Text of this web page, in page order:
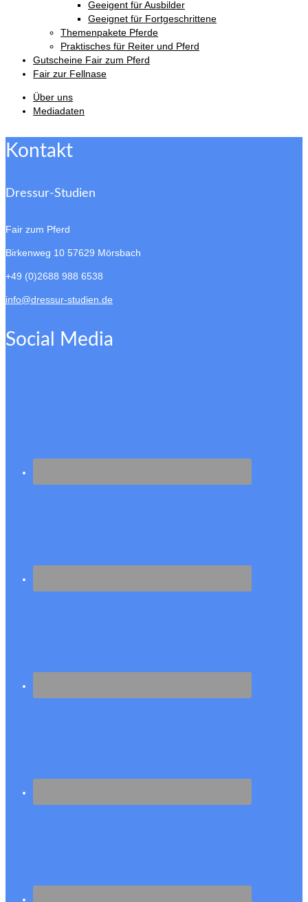
Geeigent für Ausbilder
Geeignet für Fortgeschrittene
Themenpakete Pferde
Praktisches für Reiter und Pferd
Gutscheine Fair zum Pferd
Fair zur Fellnase
Über uns
Mediadaten
Kontakt
Dressur-Studien
Fair zum Pferd
Birkenweg 10 57629 Mörsbach
+49 (0)2688 988 6538
info@dressur-studien.de
Social Media